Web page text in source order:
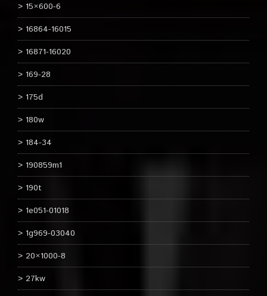
15×600-6
16864-16015
16871-16020
169-28
175d
180w
184-34
190859m1
190t
1e051-01018
1g969-03040
20×1000-8
27kw